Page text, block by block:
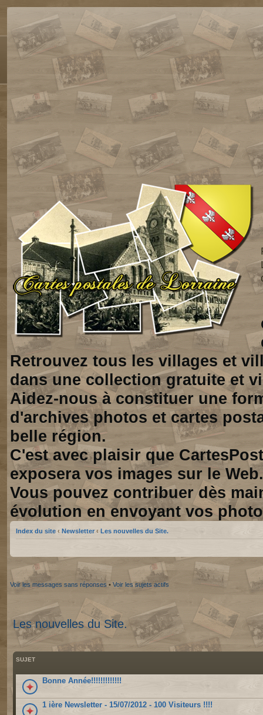
Retrouvez tous les villages et
dans une collection gratuite et
Aidez-nous à constituer une
d'archives photos et cartes
belle région.
C'est avec plaisir que
exposera vos images sur le Web.
Vous pouvez contribuer dès
évolution en envoyant vos
Index du site ‹ Newsletter ‹ Les nouvelles du Site.
Voir les messages sans réponses • Voir les sujets actifs
Les nouvelles du Site.
SUJET
Bonne Année!!!!!!!!!!!!!
1 ière Newsletter - 15/07/2012 - 100 Visiteurs !!!!